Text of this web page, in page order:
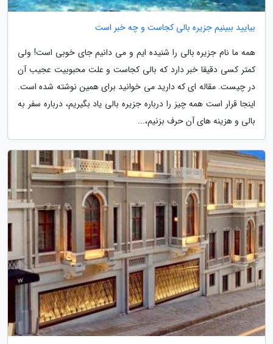
بیایید ببینیم جزیره بالی کجاست و چه خبر است
همه ما نام جزیره بالی را شنیده ایم و می دانیم جای خوبی است! ولی
کمتر کسی دقیقا خبر دارد که بالی کجاست و علت محبوبیت عجیب آن
در چیست. مقاله ای که دارید می خوانید برای همین نوشته شده است.
اینجا قرار است همه چیز را درباره جزیره بالی یاد بگیریم، درباره سفر به
بالی و هزینه های آن حرف بزنیم،...